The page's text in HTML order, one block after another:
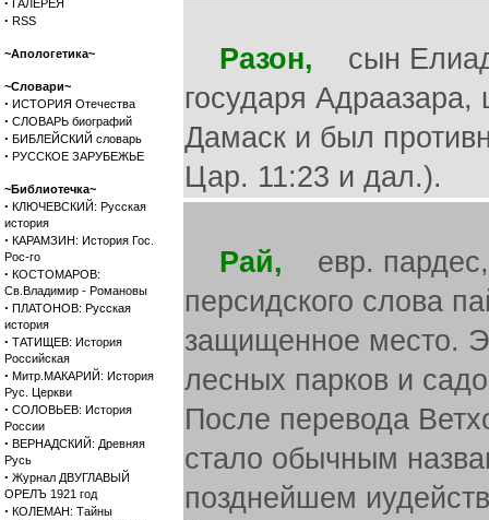
ГАЛЕРЕЯ
· RSS
~Апологетика~
~Словари~
· ИСТОРИЯ Отечества
· СЛОВАРЬ биографий
· БИБЛЕЙСКИЙ словарь
· РУССКОЕ ЗАРУБЕЖЬЕ
~Библиотечка~
· КЛЮЧЕВСКИЙ: Русская
история
· КАРАМЗИН: История Гос.
Рос-го
· КОСТОМАРОВ:
Св.Владимир - Романовы
· ПЛАТОНОВ: Русская
история
· ТАТИЩЕВ: История
Российская
· Митр.МАКАРИЙ: История
Рус. Церкви
· СОЛОВЬЕВ: История
России
· ВЕРНАДСКИЙ: Древняя
Русь
· Журнал ДВУГЛАВЫЙ
ОРЕЛЪ 1921 год
· КОЛЕМАН: Тайны
Разон, сын
государя Адраазара,
Дамаск и был
Цар. 11:23 и дал.).
Рай, евр. пардес,
персидского слова
защищенное место.
лесных парков и
После перевода
стало обычным
позднейшем